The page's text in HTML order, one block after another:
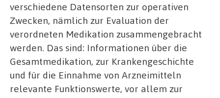
verschiedene Datensorten zur operativen
Zwecken, nämlich zur Evaluation der
verordneten Medikation zusammengebracht
werden. Das sind: Informationen über die
Gesamtmedikation, zur Krankengeschichte
und für die Einnahme von Arzneimitteln
relevante Funktionswerte, vor allem zur